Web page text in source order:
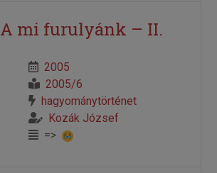
A mi furulyánk – II.
2005
2005/6
hagyománytörténet
Kozák József
=>